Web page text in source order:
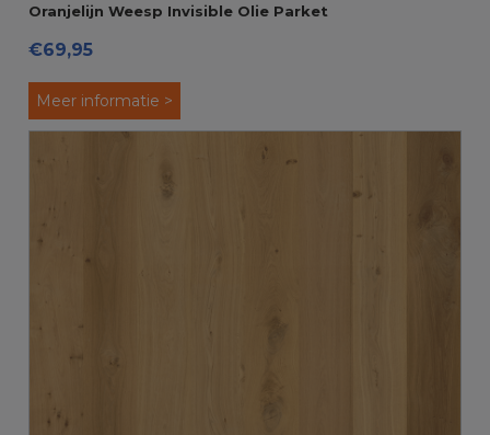
Oranjelijn Weesp Invisible Olie Parket
€69,95
Meer informatie >